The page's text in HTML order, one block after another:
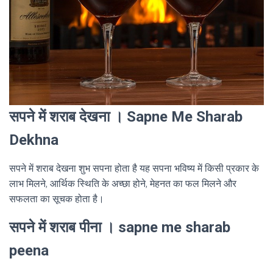
सपने में शराब देखना । Sapne Me Sharab
Dekhna
सपने में शराब देखना शुभ सपना होता है यह सपना भविष्य में किसी प्रकार के
लाभ मिलने, आर्थिक स्थिति के अच्छा होने, मेहनत का फल मिलने और
सफलता का सूचक होता है।
सपने में शराब पीना । sapne me sharab
peena